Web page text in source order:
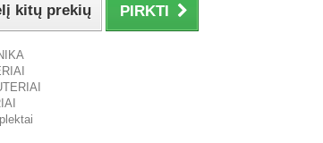
kitų prekių PIRKTI